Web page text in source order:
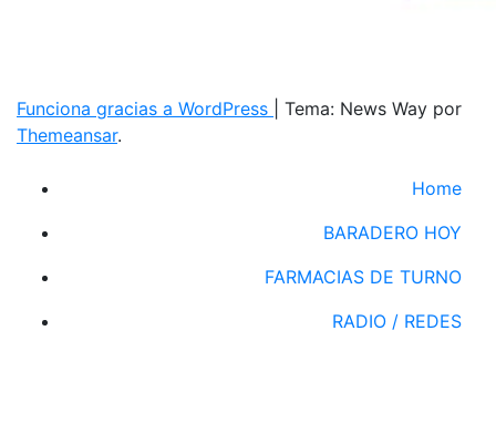
Funciona gracias a WordPress
Tema: News Way por
Themeansar.
Home
BARADERO HOY
FARMACIAS DE TURNO
RADIO / REDES